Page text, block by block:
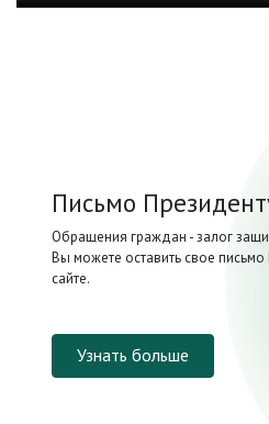
Письмо
Обращения граждан - залог
Вы можете оставить свое
сайте.
Узнать больше